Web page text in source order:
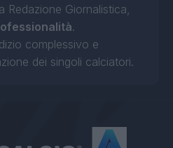
Redazione Giornalistica,
.
complessivo e
dei singoli calciatori.